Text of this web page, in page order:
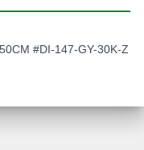
#DI-147-GY-30K-Z